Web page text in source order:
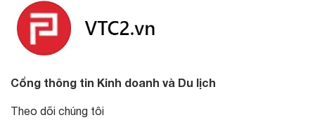
Cổng thông tin Kinh doanh và Du lịch
Theo dõi chúng tôi